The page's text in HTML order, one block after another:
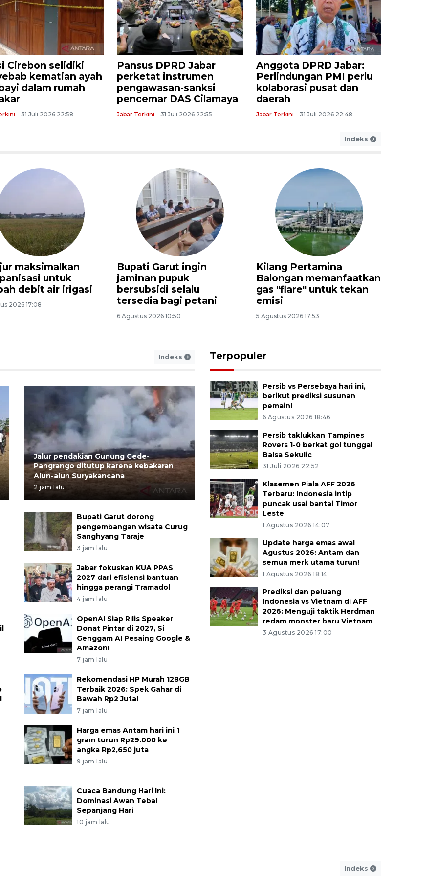
DPRD Jabar:
Ekonomi 2026
hasilkan data
1 Agustus 2026 16:54
DPRD Jabar dorong
Pemkab Cianjur perbaiki
jalan menuju obyek
wisata
Jabar Terkini 31 Juli 2026 23:13
Komisi V DPRD Jabar
dorong pembangunan
kawasan terintegrasi
Sekolah Rakyat
Jabar Terkini 31 Juli 2026 23:05
Indeks
Pertamina
memanfaatkan
untuk tekan
Dudung: Lokasi Sekolah
Rakyat ditentukan
berdasarkan pada
tingkat kemiskinan
wilayah
Kemensos percepat
penyelesaian
pembangunan Sekolah
Rakyat permanen
5 Agustus 2026 17:49
Indeks
Jalur pendakian Gunung Gede-
Pangrango ditutup karena kebakaran
Alun-alun Suryakancana
2 jam lalu
Bupati Garut dorong
pengembangan wisata Curug
Sanghyang Taraje
3 jam lalu
Jabar fokuskan KUA PPAS
2027 dari efisiensi bantuan
hingga perangi Tramadol
4 jam lalu
OpenAI Siap Rilis Speaker
Donat Pintar di 2027, Si
Genggam AI Pesaing Google &
Amazon!
7 jam lalu
Rekomendasi HP Murah 128GB
Terbaik 2026: Spek Gahar di
Bawah Rp2 Juta!
7 jam lalu
Harga emas Antam hari ini 1
gram turun Rp29.000 ke
angka Rp2,650 juta
9 jam lalu
Cuaca Bandung Hari Ini:
Dominasi Awan Tebal
Sepanjang Hari
10 jam lalu
Terpopuler
Persib vs Persebaya hari ini,
berikut prediksi susunan
pemain!
6 Agustus 2026 18:46
Persib taklukkan Tampines
Rovers 1-0 berkat gol tunggal
Balsa Sekulic
31 Juli 2026 22:52
Klasemen Piala AFF 2026
Terbaru: Indonesia intip
puncak usai bantai Timor
Leste
1 Agustus 2026 14:07
Update harga emas awal
Agustus 2026: Antam dan
semua merk utama turun!
1 Agustus 2026 18:14
Prediksi dan peluang
Indonesia vs Vietnam di AFF
2026: Menguji taktik Herdman
redam monster baru Vietnam
3 Agustus 2026 17:00
Indeks